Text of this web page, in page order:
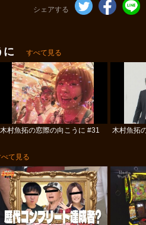
シェアする
に
すべて見る
木村魚拓の窓際の向こうに #31 木村魚拓
て見る